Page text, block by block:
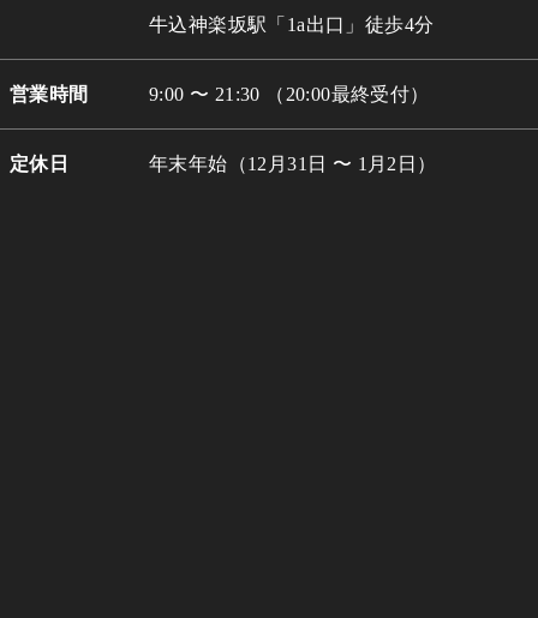
牛込神楽坂駅「1a出口」徒歩4分
営業時間 9:00 〜 21:30 （20:00最終受付）
定休日 年末年始（12月31日 〜 1月2日）